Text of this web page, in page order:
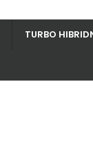
TURBO